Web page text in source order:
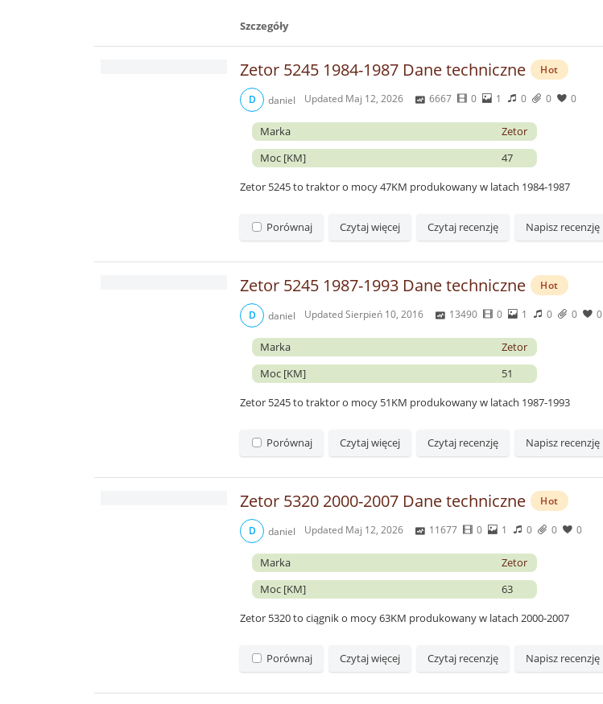
Szczegóły
Zetor 5245 1984-1987 Dane techniczne Hot
D daniel Updated Maj 12, 2026 6667 0 1 0 0 0
Marka
Zetor
Moc [KM]
47
Zetor 5245 to traktor o mocy 47KM produkowany w latach 1984-1987
Porównaj Czytaj więcej Czytaj recenzję Napisz recenzję
Zetor 5245 1987-1993 Dane techniczne Hot
D daniel UpdatedSierpień 10, 2016 13490 0 1 0 0 0
Marka
Zetor
Moc [KM]
51
Zetor 5245 to traktor o mocy 51KM produkowany w latach 1987-1993
Porównaj Czytaj więcej Czytaj recenzję Napisz recenzję
Zetor 5320 2000-2007 Dane techniczne Hot
D daniel Updated Maj 12, 2026 11677 0 1 0 0 0
Marka
Zetor
Moc [KM]
63
Zetor 5320 to ciągnik o mocy 63KM produkowany w latach 2000-2007
Porównaj Czytaj więcej Czytaj recenzję Napisz recenzję